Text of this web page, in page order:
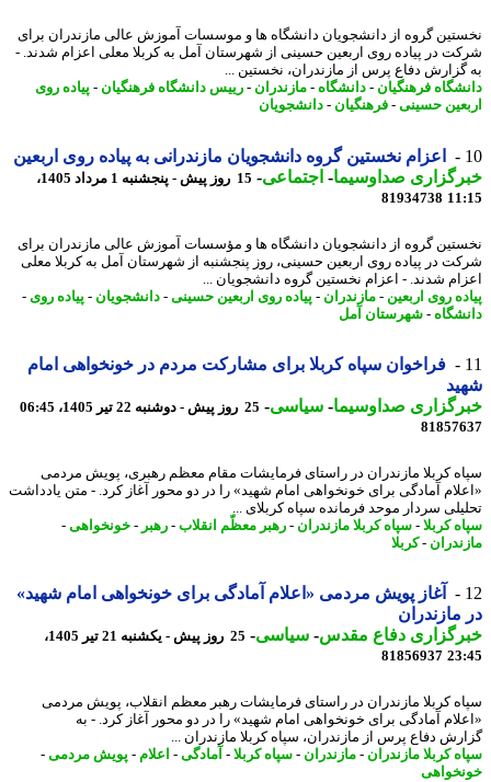
گروه از دانشجویان دانشگاه ها و موسسات آموزش عالی مازندران برای
در پیاده روی اربعین حسینی از شهرستان آمل به کربلا معلی اعزام شدند. -
دفاع پرس از مازندران، نخستین ...
فرهنگیان-دانشگاه-مازندران- رییس دانشگاه فرهنگیان-پیاده روی
حسینی-فرهنگیان-دانشجویان
اعزام نخستین گروه دانشجویان مازندرانی به پیاده روی اربعین
صداوسیما-اجتماعی-
15 روز پیش - پنجشنبه 1 مرداد 1405،
81934738
گروه از دانشجویان دانشگاه ها و مؤسسات آموزش عالی مازندران برای
در پیاده روی اربعین حسینی، روز پنجشنبه از شهرستان آمل به کربلا معلی
شدند. - اعزام نخستین گروه دانشجویان ...
روی اربعین -مازندران- پیاده روی اربعین حسینی-دانشجویان-پیاده روی -
-شهرستان آمل
فراخوان سپاه کربلا برای مشارکت مردم در خونخواهی امام
صداوسیما-سیاسی-25 روز پیش - دوشنبه 22 تیر 1405، 06:45
کربلا مازندران در راستای فرمایشات مقام معظم رهبری، پویش مردمی
آمادگی برای خونخواهی امام شهید» را در دو محور آغاز کرد. - متن یادداشت
سردار موحد فرمانده سپاه کربلای ...
کربلا- سپاه کربلا مازندران- رهبر معظّم انقلاب-رهبر -خونخواهی-
- کربلا
آغاز پویش مردمی «اعلام آمادگی برای خونخواهی امام شهید»
دفاع مقدس-سیاسی-
25 روز پیش - یکشنبه 21 تیر 1405،
81856937
کربلا مازندران در راستای فرمایشات رهبر معظم انقلاب، پویش مردمی
آمادگی برای خونخواهی امام شهید» را در دو محور آغاز کرد. - به
دفاع پرس از مازندران، سپاه کربلا مازندران ...
کربلا مازندران- مازندران- سپاه کربلا- آمادگی-اعلام -پویش مردمی -